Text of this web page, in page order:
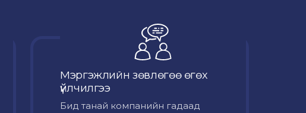
Мэргэжлийн зөвлөгөө өгөх
үйлчилгээ
Бид танай компанийн гадаад